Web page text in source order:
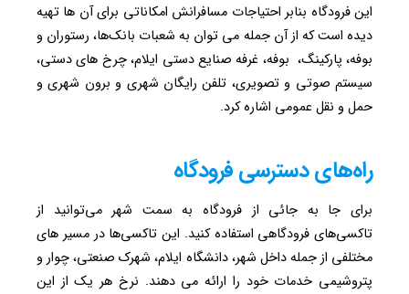
این فرودگاه بنابر احتیاجات مسافرانش امکاناتی برای آن ها تهیه
دیده است که از آن جمله می توان به شعبات بانک‌ها، رستوران و
بوفه، پارکینگ، بوفه، غرفه صنایع دستی ایلام، چرخ های دستی،
سیستم صوتی و تصویری، تلفن رایگان شهری و برون شهری و
حمل و نقل عمومی اشاره کرد.
راه‌های دسترسی فرودگاه
برای جا به جائی از فرودگاه به سمت شهر می‌توانید از
تاکسی‌های فرودگاهی استفاده کنید. این تاکسی‌ها در مسیر های
مختلفی از جمله داخل شهر، دانشگاه ایلام، شهرک صنعتی، چوار و
پتروشیمی خدمات خود را ارائه می دهند. نرخ هر یک از این